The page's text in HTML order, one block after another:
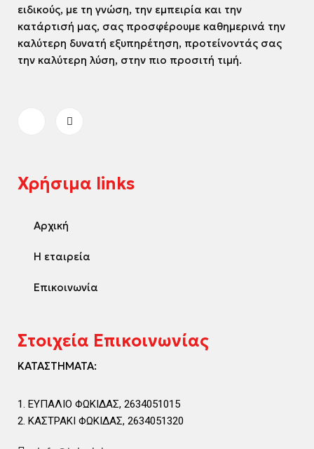
ειδικούς, με τη γνώση, την εμπειρία και την
κατάρτισή μας, σας προσφέρουμε καθημερινά την
καλύτερη δυνατή εξυπηρέτηση, προτείνοντάς σας
την καλύτερη λύση, στην πιο προσιτή τιμή.
Χρήσιμα links
Αρχική
Η εταιρεία
Επικοινωνία
Στοιχεία Επικοινωνίας
ΚΑΤΑΣΤΗΜΑΤΑ:
ΕΥΠΑΛΙΟ ΦΩΚΙΔΑΣ, 2634051015
ΚΑΣΤΡΑΚΙ ΦΩΚΙΔΑΣ, 2634051320